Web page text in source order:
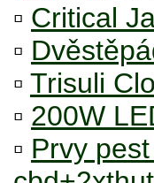
▫ Critical
▫
▫ Trisuli
▫ 200W
▫ Prvy